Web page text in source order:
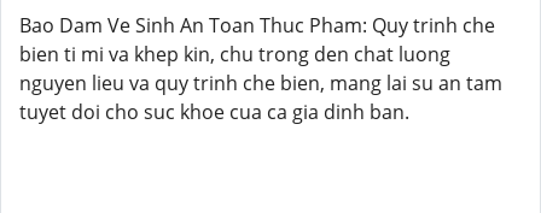
Bao Dam Ve Sinh An Toan Thuc Pham: Quy trinh che
bien ti mi va khep kin, chu trong den chat luong
nguyen lieu va quy trinh che bien, mang lai su an tam
tuyet doi cho suc khoe cua ca gia dinh ban.